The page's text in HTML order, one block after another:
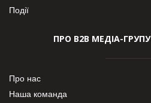
Події
ПРО В2В МЕДІА-ГРУПУ
Про нас
Наша команда